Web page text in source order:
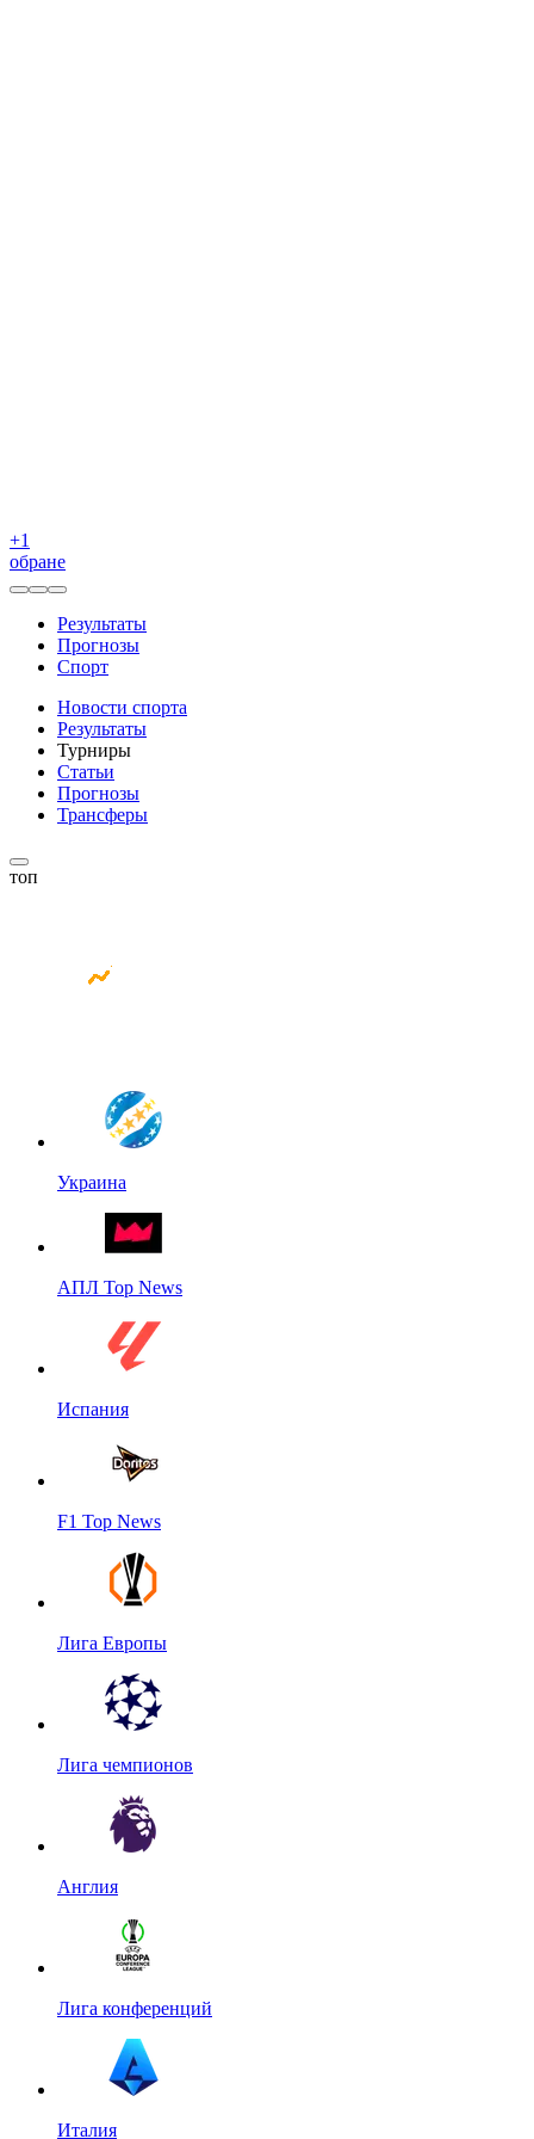
+1
обране
Результаты
Прогнозы
Спорт
Новости спорта
Результаты
Турниры
Статьи
Прогнозы
Трансферы
топ
Украина
АПЛ Top News
Испания
F1 Top News
Лига Европы
Лига чемпионов
Англия
Лига конференций
Италия